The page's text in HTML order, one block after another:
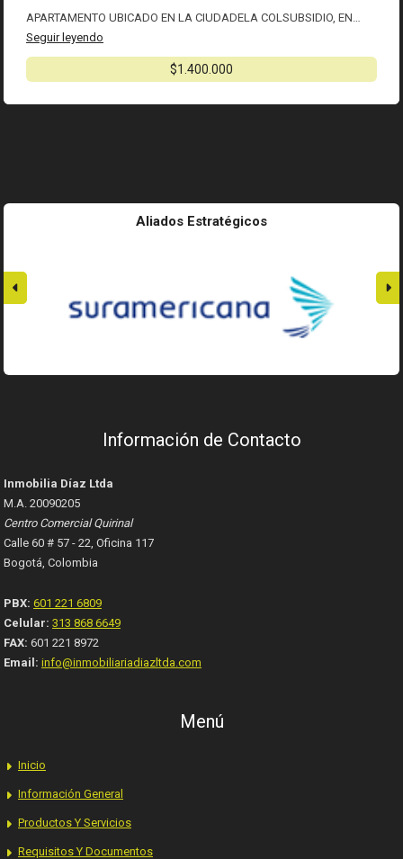
APARTAMENTO UBICADO EN LA CIUDADELA COLSUBSIDIO, EN…
Seguir leyendo
$1.400.000
Aliados Estratégicos
Información de Contacto
Inmobilia Díaz Ltda
M.A. 20090205
Centro Comercial Quirinal
Calle 60 # 57 - 22, Oficina 117
Bogotá, Colombia
PBX: 601 221 6809
Celular: 313 868 6649
FAX: 601 221 8972
Email: info@inmobiliariadiazltda.com
Menú
Inicio
Información General
Productos Y Servicios
Requisitos Y Documentos